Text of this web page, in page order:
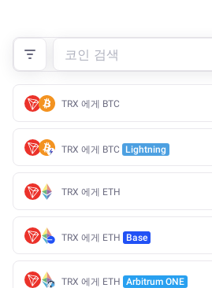
TRX 에게 BTC
TRX 에게 BTC Lightning
TRX 에게 ETH
TRX 에게 ETH Base
TRX 에게 ETH Arbitrum ONE